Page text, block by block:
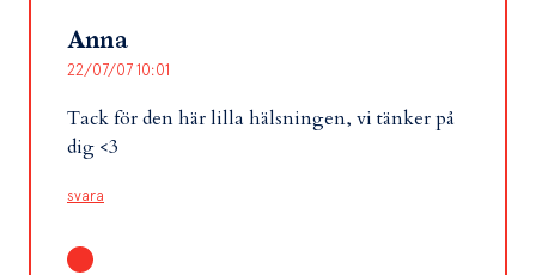
Anna
22/07/07 10:01
Tack för den här lilla hälsningen, vi tänker på
dig <3
svara